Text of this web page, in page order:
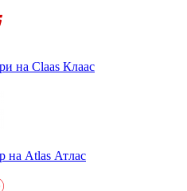
на Claas Клаас
на Atlas Атлас